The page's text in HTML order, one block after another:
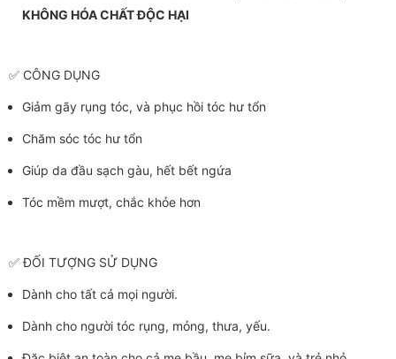
KHÔNG HÓA CHẤT ĐỘC HẠI
✅ CÔNG DỤNG
Giảm gãy rụng tóc, và phục hồi tóc hư tổn
Chăm sóc tóc hư tổn
Giúp da đầu sạch gàu, hết bết ngứa
Tóc mềm mượt, chắc khỏe hơn
✅ ĐỐI TƯỢNG SỬ DỤNG
Dành cho tất cả mọi người.
Dành cho người tóc rụng, mỏng, thưa, yếu.